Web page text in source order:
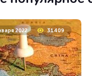
2021
2022 31409